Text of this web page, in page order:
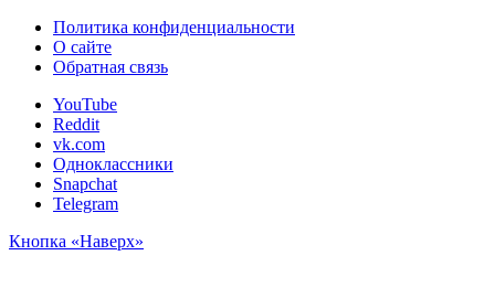
Политика конфиденциальности
О сайте
Обратная связь
YouTube
Reddit
vk.com
Одноклассники
Snapchat
Telegram
Кнопка «Наверх»